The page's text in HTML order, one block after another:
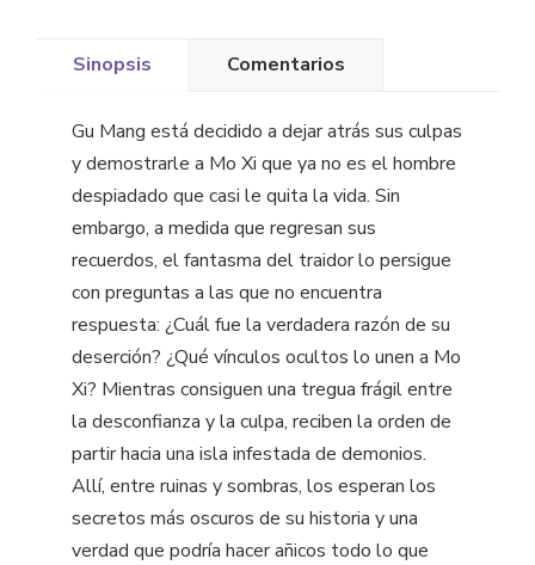
Sinopsis Comentarios
Gu Mang está decidido a dejar atrás sus culpas
y demostrarle a Mo Xi que ya no es el hombre
despiadado que casi le quita la vida. Sin
embargo, a medida que regresan sus
recuerdos, el fantasma del traidor lo persigue
con preguntas a las que no encuentra
respuesta: ¿Cuál fue la verdadera razón de su
deserción? ¿Qué vínculos ocultos lo unen a Mo
Xi? Mientras consiguen una tregua frágil entre
la desconfianza y la culpa, reciben la orden de
partir hacia una isla infestada de demonios.
Allí, entre ruinas y sombras, los esperan los
secretos más oscuros de su historia y una
verdad que podría hacer añicos todo lo que